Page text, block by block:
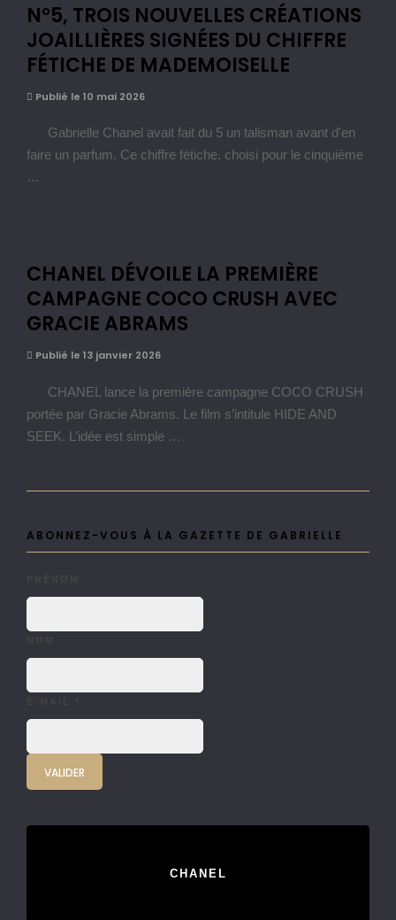
N°5, TROIS NOUVELLES CRÉATIONS
JOAILLIÈRES SIGNÉES DU CHIFFRE
FÉTICHE DE MADEMOISELLE
Publié le 10 mai 2026
Gabrielle Chanel avait fait du 5 un talisman avant d'en
faire un parfum. Ce chiffre fétiche, choisi pour le cinquième
…
CHANEL DÉVOILE LA PREMIÈRE
CAMPAGNE COCO CRUSH AVEC
GRACIE ABRAMS
Publié le 13 janvier 2026
CHANEL lance la première campagne COCO CRUSH
portée par Gracie Abrams. Le film s’intitule HIDE AND
SEEK. L’idée est simple …
ABONNEZ-VOUS À LA GAZETTE DE GABRIELLE
CHANEL